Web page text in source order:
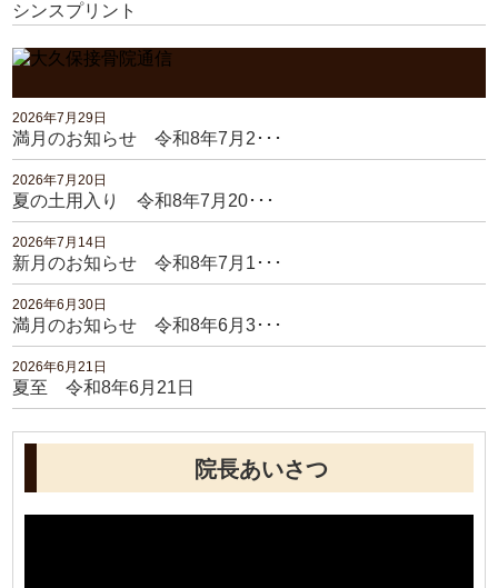
シンスプリント
2026年7月29日
満月のお知らせ 令和8年7月2･･･
2026年7月20日
夏の土用入り 令和8年7月20･･･
2026年7月14日
新月のお知らせ 令和8年7月1･･･
2026年6月30日
満月のお知らせ 令和8年6月3･･･
2026年6月21日
夏至 令和8年6月21日
院長あいさつ